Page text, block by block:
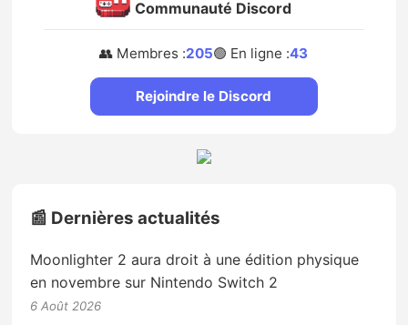
Communauté Discord
👥 Membres :205🟢 En ligne :43
Rejoindre le Discord
📰 Dernières actualités
Moonlighter 2 aura droit à une édition physique
en novembre sur Nintendo Switch 2
6 Août 2026